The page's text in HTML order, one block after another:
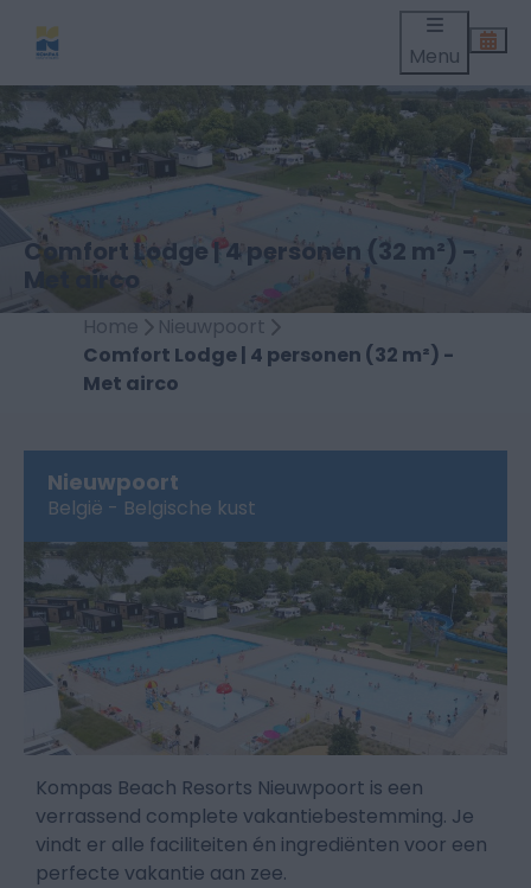
Menu
Comfort Lodge | 4 personen (32 m²) -
Met airco
Home
Nieuwpoort
Comfort Lodge | 4 personen (32 m²) -
Met airco
Nieuwpoort
België - Belgische kust
Kompas Beach Resorts Nieuwpoort is een
verrassend complete vakantiebestemming. Je
vindt er alle faciliteiten én ingrediënten voor een
perfecte vakantie aan zee.